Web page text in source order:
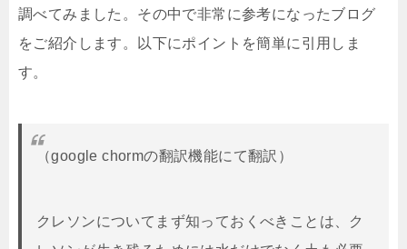
調べてみました。その中で非常に参考になったブログ
をご紹介します。以下にポイントを簡単に引用しま
す。
（google chormの翻訳機能にて翻訳）
クレソンについてまず知っておくべきことは、ク